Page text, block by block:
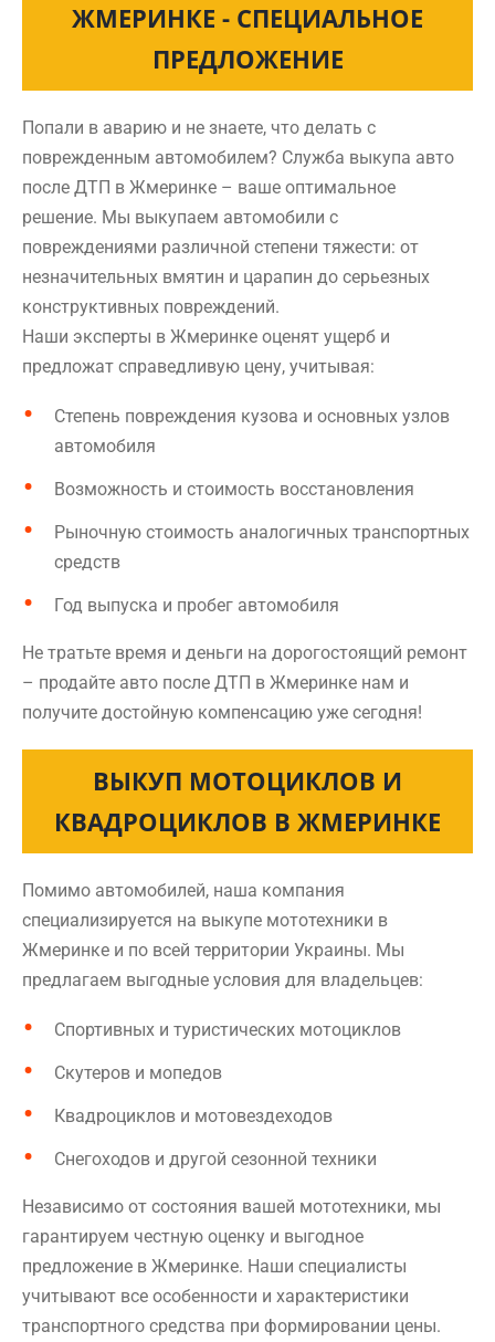
ЖМЕРИНКЕ - СПЕЦИАЛЬНОЕ
ПРЕДЛОЖЕНИЕ
Попали в аварию и не знаете, что делать с
поврежденным автомобилем? Служба выкупа авто
после ДТП в Жмеринке – ваше оптимальное
решение. Мы выкупаем автомобили с
повреждениями различной степени тяжести: от
незначительных вмятин и царапин до серьезных
конструктивных повреждений.
Наши эксперты в Жмеринке оценят ущерб и
предложат справедливую цену, учитывая:
Степень повреждения кузова и основных узлов
автомобиля
Возможность и стоимость восстановления
Рыночную стоимость аналогичных транспортных
средств
Год выпуска и пробег автомобиля
Не тратьте время и деньги на дорогостоящий ремонт
– продайте авто после ДТП в Жмеринке нам и
получите достойную компенсацию уже сегодня!
ВЫКУП МОТОЦИКЛОВ И
КВАДРОЦИКЛОВ В ЖМЕРИНКЕ
Помимо автомобилей, наша компания
специализируется на выкупе мототехники в
Жмеринке и по всей территории Украины. Мы
предлагаем выгодные условия для владельцев:
Спортивных и туристических мотоциклов
Скутеров и мопедов
Квадроциклов и мотовездеходов
Снегоходов и другой сезонной техники
Независимо от состояния вашей мототехники, мы
гарантируем честную оценку и выгодное
предложение в Жмеринке. Наши специалисты
учитывают все особенности и характеристики
транспортного средства при формировании цены.